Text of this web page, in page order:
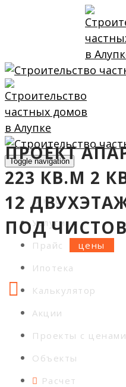
Toggle navigation
О нас
Услуги
Прайс
Ипотека
Калькулятор
Акции
Проекты с ценами
Объекты
Расчет
ПРОЕКТ
223 КВ.М 2
12
ПОД